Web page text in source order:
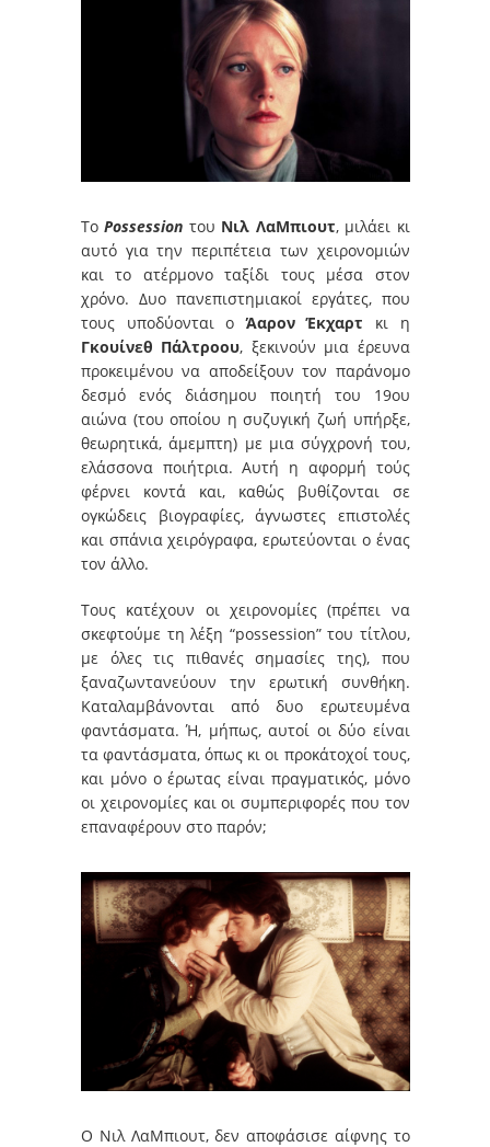
ΤοPossession του Νιλ ΛαΜπιουτ, μιλάει κι
αυτό για την περιπέτεια των χειρονομιών
και το ατέρμονο ταξίδι τους μέσα στον
χρόνο. Δυο πανεπιστημιακοί εργάτες, που
τους υποδύονται οΆαρον Έκχαρτ κι η
Γκουίνεθ Πάλτροου, ξεκινούν μια έρευνα
προκειμένου να αποδείξουν τον παράνομο
δεσμό ενός διάσημου ποιητή του 19ου
αιώνα (του οποίου η συζυγική ζωή υπήρξε,
θεωρητικά, άμεμπτη) με μια σύγχρονή του,
ελάσσονα ποιήτρια. Αυτή η αφορμή τούς
φέρνει κοντά και, καθώς βυθίζονται σε
ογκώδεις βιογραφίες, άγνωστες επιστολές
και σπάνια χειρόγραφα, ερωτεύονται ο ένας
τον άλλο.
Τους κατέχουν οι χειρονομίες (πρέπει να
σκεφτούμε τη λέξη “possession” του τίτλου,
με όλες τις πιθανές σημασίες της), που
ξαναζωντανεύουν την ερωτική συνθήκη.
Καταλαμβάνονται από δυο ερωτευμένα
φαντάσματα. Ή, μήπως, αυτοί οι δύο είναι
τα φαντάσματα, όπως κι οι προκάτοχοί τους,
και μόνο ο έρωτας είναι πραγματικός, μόνο
οι χειρονομίες και οι συμπεριφορές που τον
επαναφέρουν στο παρόν;
Ο Νιλ ΛαΜπιουτ, δεν αποφάσισε αίφνης το